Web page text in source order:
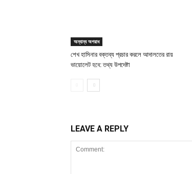
অন্যান্য অপরাধ
শেখ হাসিনার বক্তব্য প্রচার করলে আদালতের রায়
ভায়োলেট হবে: তথ্য উপদেষ্টা
LEAVE A REPLY